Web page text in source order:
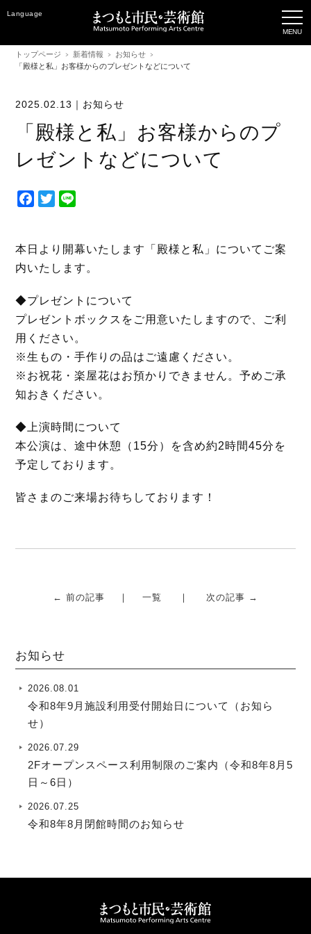
Language
トップページ 新着情報
お知らせ
「殿様と私」お客様からのプレゼントなどについて
2025.02.13｜ お知らせ
「殿様と私」お客様からのプ
レゼントなどについて
F
e
b
o
T
t
r
e
本日より開幕いたします「殿様と私」についてご案
内いたします。
◆プレゼントについて
プレゼントボックスをご用意いたしますので、ご利
用ください。
※生もの・手作りの品はご遠慮ください。
※お祝花・楽屋花はお預かりできません。予めご承
知おきください。
◆上演時間について
本公演は、途中休憩（15分）を含め約2時間45分を
予定しております。
皆さまのご来場お待ちしております！
← 前の記事 一覧 次の記事 →
お知らせ
2026.08.01
令和8年9月施設利用受付開始日について（お知ら
せ）
2026.07.29
2Fオープンスペース利用制限のご案内（令和8年8月5
日～6日）
2026.07.25
令和8年8月閉館時間のお知らせ